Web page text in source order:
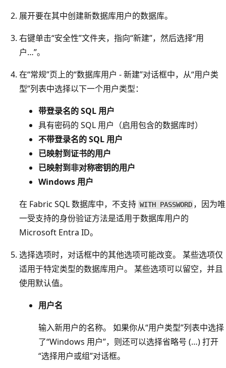
展开要在其中创建新数据库用户的数据库。
右键单击“安全性”文件夹，指向“新建”，然后选择“用
户…”。
在“常规”页上的“数据库用户 - 新建”对话框中，从“用户类
型”列表中选择以下一个用户类型：
带登录名的 SQL 用户
具有密码的 SQL 用户（启用包含的数据库时）
不带登录名的 SQL 用户
已映射到证书的用户
已映射到非对称密钥的用户
Windows 用户
在 Fabric SQL 数据库中，不支持 WITH PASSWORD ，因为唯
一受支持的身份验证方法是适用于数据库用户的
Microsoft Entra ID。
选择选项时，对话框中的其他选项可能改变。 某些选项仅
适用于特定类型的数据库用户。 某些选项可以留空，并且
使用默认值。
用户名
输入新用户的名称。 如果你从“用户类型”列表中选择
了“Windows 用户”，则还可以选择省略号 (…)打开
“选择用户或组”对话框。